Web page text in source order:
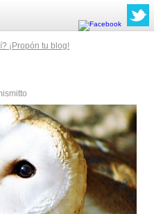
¡Propón tu blog!